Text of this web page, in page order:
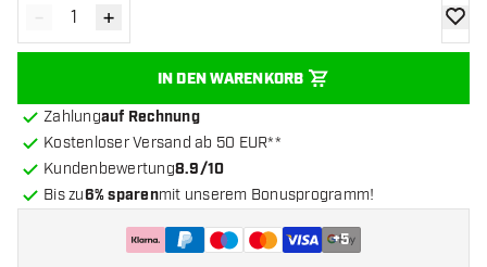
Menge verringern
- Menge erhöhen
+
IN DEN WARENKORB
Zur
Zahlungauf Rechnung
Kostenloser Versand ab 50 EUR**
Kundenbewertung8.9/10
Bis zu6% sparenmit unserem Bonusprogramm!
+5